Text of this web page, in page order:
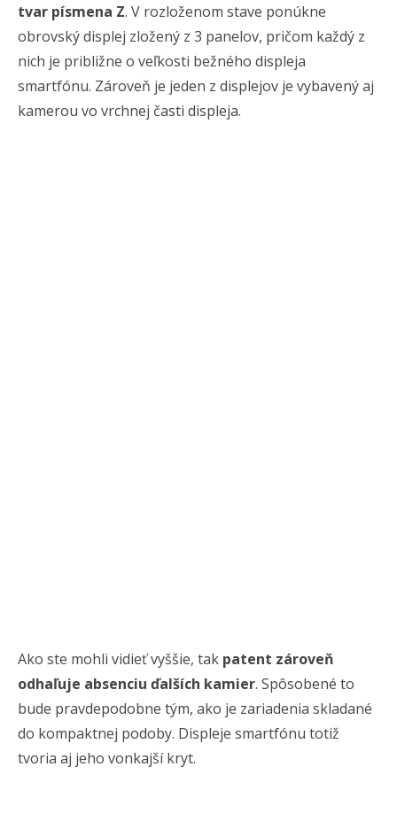
tvar písmena Z. V rozloženom stave ponúkne
obrovský displej zložený z 3 panelov, pričom každý z
nich je približne o veľkosti bežného displeja
smartfónu. Zároveň je jeden z displejov je vybavený aj
kamerou vo vrchnej časti displeja.
Ako ste mohli vidieť vyššie, tak patent zároveň
odhaľuje absenciu ďalších kamier. Spôsobené to
bude pravdepodobne tým, ako je zariadenia skladané
do kompaktnej podoby. Displeje smartfónu totiž
tvoria aj jeho vonkajší kryt.